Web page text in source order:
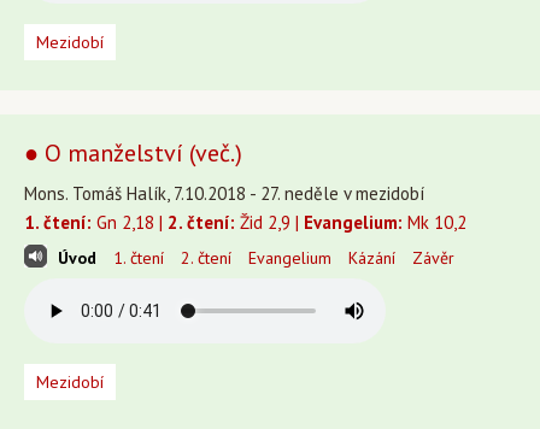
Mezidobí
● O manželství (več.)
Mons. Tomáš Halík, 7.10.2018 - 27. neděle v mezidobí
1. čtení: Gn 2,18 | 2. čtení: Žid 2,9 | Evangelium: Mk 10,2
Úvod 1. čtení 2. čtení Evangelium Kázání Závěr
Mezidobí